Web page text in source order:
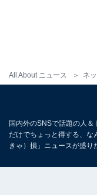
All About ニュース ネ
国内外のSNSで話題の人
だけでちょっと得する、な
きゃ）損」ニュースが盛り